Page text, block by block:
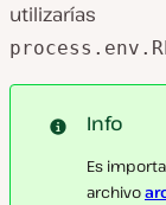
utilizarías
Info
Es
archivo